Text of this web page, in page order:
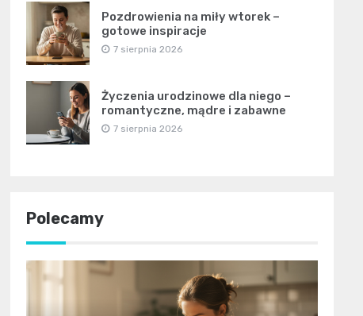
Pozdrowienia na miły wtorek –
gotowe inspiracje
7 sierpnia 2026
Życzenia urodzinowe dla niego –
romantyczne, mądre i zabawne
7 sierpnia 2026
Polecamy